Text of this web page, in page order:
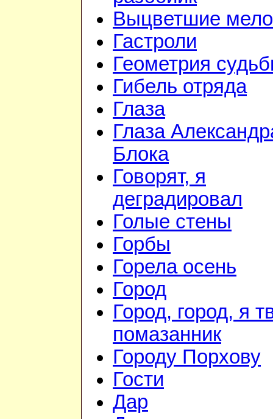
Выцветшие
Гастроли
Геометрия
Гибель отряда
Глаза
Глаза
Блока
Говорят, я
деградировал
Голые стены
Горбы
Горела осень
Город
Город, город, я
помазанник
Городу Порхову
Гости
Дар